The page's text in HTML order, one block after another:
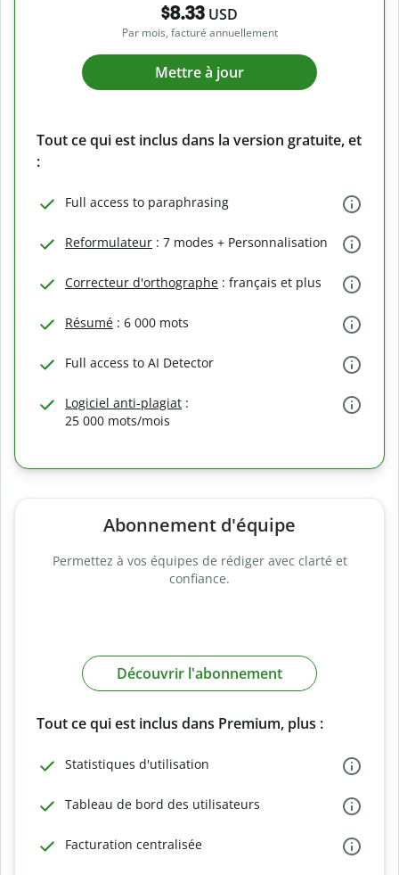
$8.33 USD
Par mois, facturé annuellement
Mettre à jour
Tout ce qui est inclus dans la version gratuite, et
:
Full access to paraphrasing
Reformulateur : 7 modes + Personnalisation
Correcteur d'orthographe : français et plus
Résumé : 6 000 mots
Full access to AI Detector
Logiciel anti-plagiat :
25 000 mots/mois
Abonnement d'équipe
Permettez à vos équipes de rédiger avec clarté et
confiance.
Découvrir l'abonnement
Tout ce qui est inclus dans Premium, plus :
Statistiques d'utilisation
Tableau de bord des utilisateurs
Facturation centralisée